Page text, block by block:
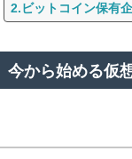
2.ビットコイン保有
今から始める仮